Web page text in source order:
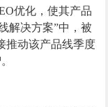
优化，使其产品
解决方案”中，被
推动该产品线季度